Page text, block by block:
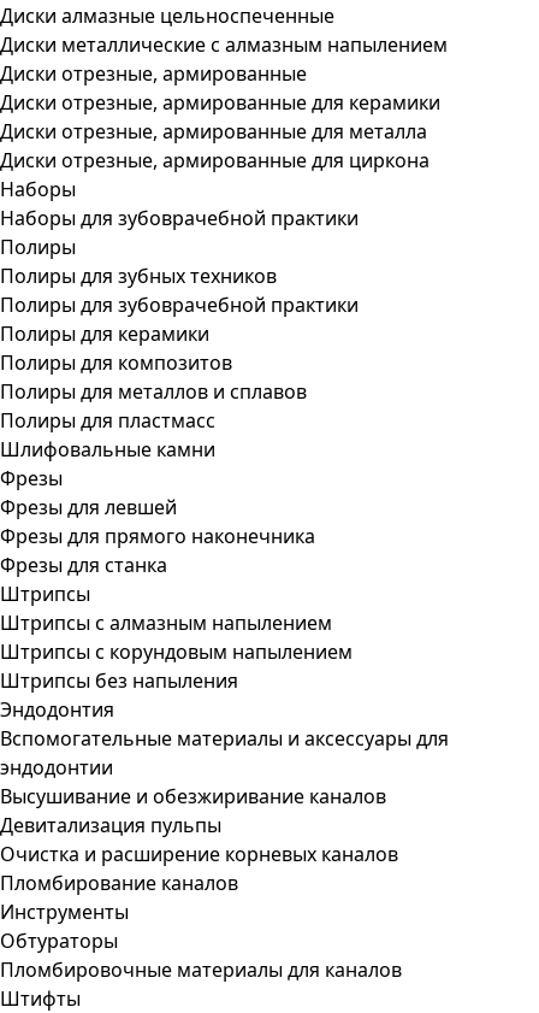
Диски алмазные цельноспеченные
Диски металлические с алмазным напылением
Диски отрезные, армированные
Диски отрезные, армированные для керамики
Диски отрезные, армированные для металла
Диски отрезные, армированные для циркона
Наборы
Наборы для зубоврачебной практики
Полиры
Полиры для зубных техников
Полиры для зубоврачебной практики
Полиры для керамики
Полиры для композитов
Полиры для металлов и сплавов
Полиры для пластмасс
Шлифовальные камни
Фрезы
Фрезы для левшей
Фрезы для прямого наконечника
Фрезы для станка
Штрипсы
Штрипсы c алмазным напылением
Штрипсы c корундовым напылением
Штрипсы без напыления
Эндодонтия
Вспомогательные материалы и аксессуары для
эндодонтии
Высушивание и обезжиривание каналов
Девитализация пульпы
Очистка и расширение корневых каналов
Пломбирование каналов
Инструменты
Обтураторы
Пломбировочные материалы для каналов
Штифты